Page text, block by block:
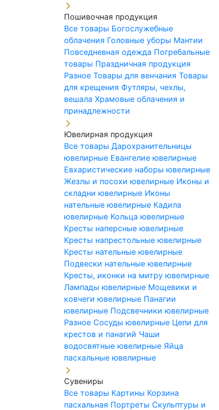
Пошивочная продукция
Все товары Богослужебные
облачения Головные уборы Мантии
Повседневная одежда Погребальные
товары Праздничная продукция
Разное Товары для венчания Товары
для крещения Футляры, чехлы,
вешала Храмовые облачения и
принадлежности
Ювелирная продукция
Все товары Дарохранительницы
ювелирные Евангелие ювелирные
Евхаристические наборы ювелирные
Жезлы и посохи ювелирные Иконы и
складни ювелирные Иконы
нательные ювелирные Кадила
ювелирные Кольца ювелирные
Кресты наперсные ювелирные
Кресты напрестольные ювелирные
Кресты нательные ювелирные
Подвески нательные ювелирные
Кресты, иконки на митру ювелирные
Лампады ювелирные Мощевики и
ковчеги ювелирные Панагии
ювелирные Подсвечники ювелирные
Разное Сосуды ювелирные Цепи для
крестов и панагий Чаши
водосвятные ювелирные Яйца
пасхальные ювелирные
Сувениры
Все товары Картины Корзина
пасхальная Портреты Скульптуры и